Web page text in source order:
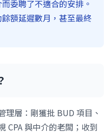
委聘了不適合的安排。
額延遲數月，甚至最終
理層：剛獲批 BUD 項目、
CPA 與中介的老闆；收到